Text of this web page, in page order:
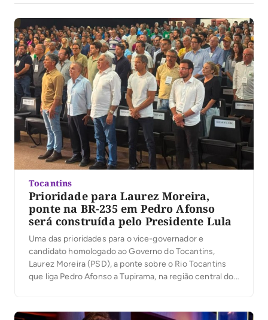
Tocantins
Prioridade para Laurez Moreira,
ponte na BR-235 em Pedro Afonso
será construída pelo Presidente Lula
Uma das prioridades para o vice-governador e
candidato homologado ao Governo do Tocantins,
Laurez Moreira (PSD), a ponte sobre o Rio Tocantins
que liga Pedro Afonso a Tupirama, na região central do
importância da construção da ponte […]